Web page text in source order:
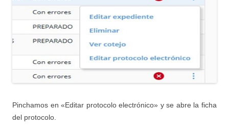
Pinchamos en «Editar protocolo electrónico» y se abre la ficha
del protocolo.